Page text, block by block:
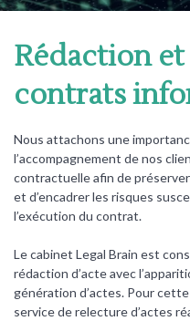
Rédaction et
contrats
Nous attachons une
l’accompagnement de nos
contractuelle afin de
et d’encadrer les risques
l’exécution du contrat.
Le cabinet Legal Brain est
rédaction d’acte avec
génération d’actes. Pour
service de relecture d’actes